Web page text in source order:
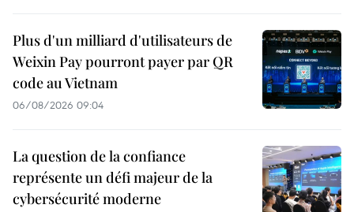
Plus d'un milliard d'utilisateurs de
Weixin Pay pourront payer par QR
code au Vietnam
06/08/2026 09:04
La question de la confiance
représente un défi majeur de la
cybersécurité moderne